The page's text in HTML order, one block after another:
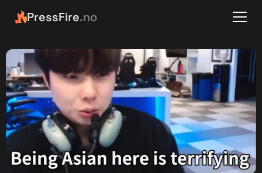
PressFire.no